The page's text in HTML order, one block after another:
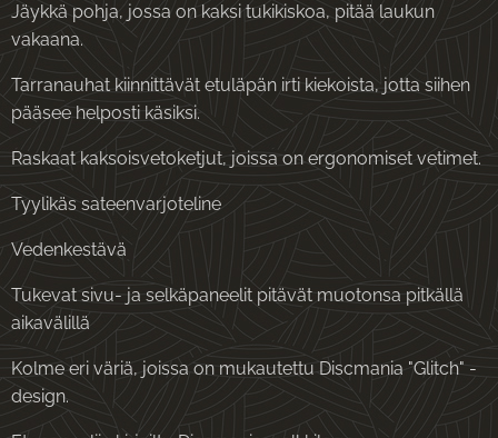
Jäykkä pohja, jossa on kaksi tukikiskoa, pitää laukun
vakaana.
Tarranauhat kiinnittävät etuläpän irti kiekoista, jotta siihen
pääsee helposti käsiksi.
Raskaat kaksoisvetoketjut, joissa on ergonomiset vetimet.
Tyylikäs sateenvarjoteline
Vedenkestävä
Tukevat sivu- ja selkäpaneelit pitävät muotonsa pitkällä
aikavälillä
Kolme eri väriä, joissa on mukautettu Discmania "Glitch" -
design.